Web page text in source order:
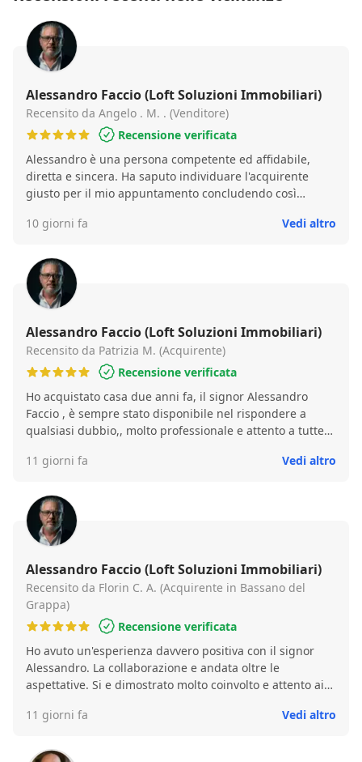
Alessandro Faccio (Loft Soluzioni Immobiliari)
Recensito da Angelo . M. . (Venditore)
Recensione verificata
Alessandro è una persona competente ed affidabile,
diretta e sincera. Ha saputo individuare l'acquirente
giusto per il mio appuntamento concludendo così
10 giorni fa
Vedi altro
Alessandro Faccio (Loft Soluzioni Immobiliari)
Recensito da Patrizia M. (Acquirente)
Recensione verificata
Ho acquistato casa due anni fa, il signor Alessandro
Faccio , è sempre stato disponibile nel rispondere a
qualsiasi dubbio,, molto professionale e attento a tutte
vivamente a chiunque debba acquistare casa
11 giorni fa Vedi altro
Alessandro Faccio (Loft Soluzioni Immobiliari)
Recensito da Florin C. A. (Acquirente in Bassano del
Grappa)
Recensione verificata
Ho avuto un'esperienza davvero positiva con il signor
Alessandro. La collaborazione e andata oltre le
aspettative. Si e dimostrato molto coinvolto e attento ai
privo di stress. Lo consiglio vivamente!
11 giorni fa Vedi altro